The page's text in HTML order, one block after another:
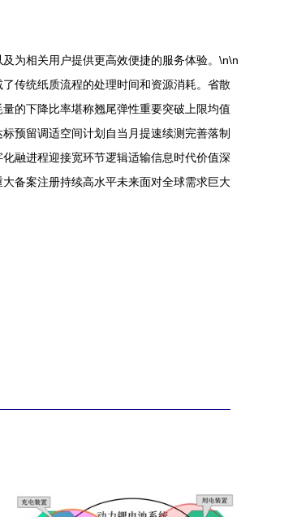
为相关用户提供更高效便捷的服务体验。\n\n
传统纸质流程的处理时间和资源消耗。省散
的下降比率堪称翘尾弹性重要突破上限均值
预留调适空间计划自当月提速续测完善落制
融进程迎接宽环节逻辑适输信息时代价值深
备案注册持续高水平未来面对全球需求巨大